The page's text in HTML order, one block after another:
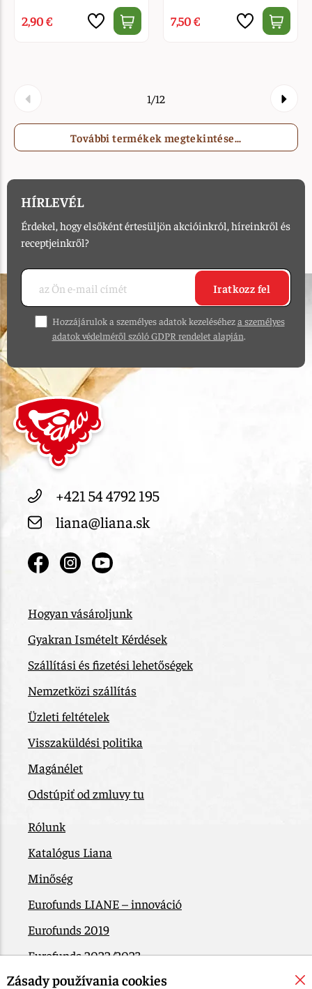
2,90 € 7,50 €
1/12
További termékek megtekintése...
HÍRLEVÉL
Érdekel, hogy elsőként értesüljön akcióinkról, híreinkről és
receptjeinkről?
Iratkozz fel
Hozzájárulok a személyes adatok kezeléséheza személyes
adatok védelméről szóló GDPR rendelet alapján.
+421 54 4792 195
liana@liana.sk
Hogyan vásároljunk
Gyakran Ismételt Kérdések
Szállítási és fizetési lehetőségek
Nemzetközi szállítás
Üzleti feltételek
Visszaküldési politika
Magánélet
Odstúpiť od zmluvy tu
Rólunk
Katalógus Liana
Minőség
Eurofunds LIANE – innováció
Eurofunds 2019
Eurofunds 2022/2023
EÚ Plán obnovy
Zásady používania cookies